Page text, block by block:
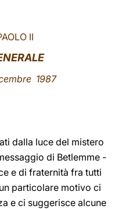
II
1987
dalla luce del mistero
di Betlemme -
e di fraternità fra tutti
particolare motivo ci
e ci suggerisce alcune